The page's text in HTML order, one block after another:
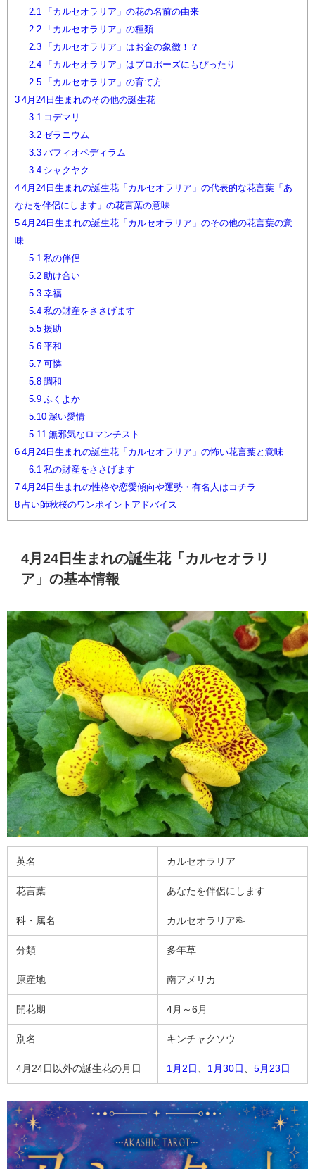
2.1
「カルセオラリア」の花の名前の由来
2.2「カルセオラリア」の種類
2.3「カルセオラリア」はお金の象徴！？
2.4「カルセオラリア」はプロポーズにもぴったり
2.5「カルセオラリア」の育て方
3 4月24日生まれのその他の誕生花
3.1
コデマリ
3.2ゼラニウム
3.3パフィオペディラム
3.4シャクヤク
4 4月24日生まれの誕生花「カルセオラリア」の代表的な花言葉「あ
なたを伴侶にします」の花言葉の意味
5 4月24日生まれの誕生花「カルセオラリア」のその他の花言葉の意
味
5.1 私の伴侶
5.2助け合い
5.3幸福
5.4私の財産をささげます
5.5援助
5.6平和
5.7可憐
5.8調和
5.9ふくよか
5.10深い愛情
5.11 無邪気なロマンチスト
6 4月24日生まれの誕生花「カルセオラリア」の怖い花言葉と意味
6.1 私の財産をささげます
7 4月24日生まれの性格や恋愛傾向や運勢・有名人はコチラ
8 占い師秋桜のワンポイントアドバイス
4月24日生まれの誕生花「カルセオラリ
ア」の基本情報
英名 カルセオラリア
花言葉 あなたを伴侶にします
科・属名 カルセオラリア科
分類 多年草
原産地 南アメリカ
開花期 4月～6月
別名 キンチャクソウ
4月24日以外の誕生花の月日 1月2日 1月30日 5月23日